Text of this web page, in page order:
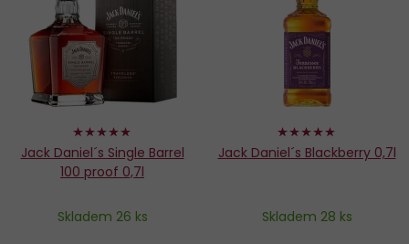
100%
Jack Daniel´s Single Barrel
100 proof 0,7l
Skladem 26 ks
100%
Jack Daniel´s Blackberry 0,7l
Skladem 28 ks